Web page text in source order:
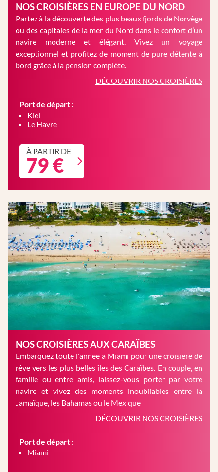
NOS CROISIÈRES EN EUROPE DU NORD
Partez à la découverte des plus beaux fjords de Norvège
ou des capitales de la mer du Nord dans le confort d’un
navire moderne et élégant. Vivez un voyage
exceptionnel et profitez de moment de pure détente à
bord grâce à la pension complète.
DÉCOUVRIR NOS CROISIÈRES
Port de départ :
Kiel
Le Havre
À PARTIR DE
79 €
NOS CROISIÈRES AUX CARAÏBES
Embarquez toute l'année à Miami pour une croisière de
rêve vers les plus belles îles des Caraïbes. En couple, en
famille ou entre amis, laissez-vous porter par votre
navire et vivez des moments inoubliables entre la
Jamaïque, les Bahamas ou le Mexique
DÉCOUVRIR NOS CROISIÈRES
Port de départ :
Miami